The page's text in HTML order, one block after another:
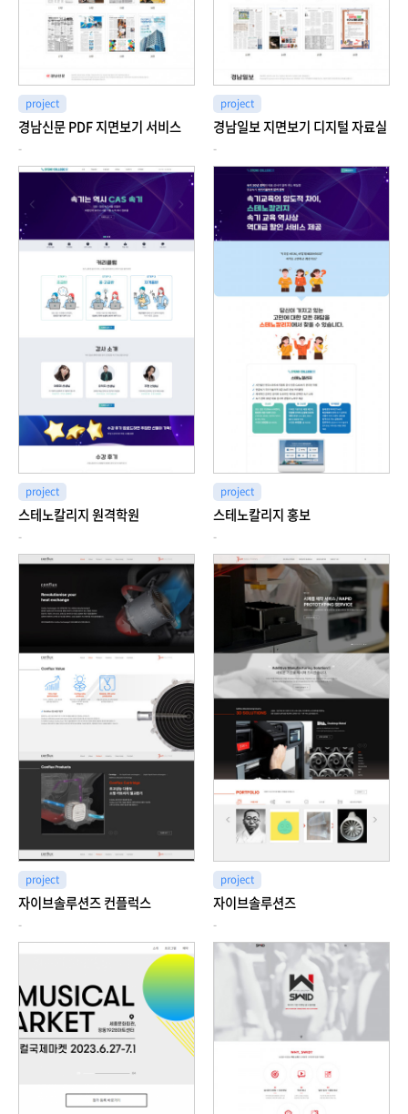
project
경남신문 PDF 지면보기 서비스
-
project
경남일보 지면보기 디지털 자료실
-
project
스테노칼리지 원격학원
-
project
스테노칼리지 홍보
-
project
자이브솔루션즈 컨플럭스
-
project
자이브솔루션즈
-